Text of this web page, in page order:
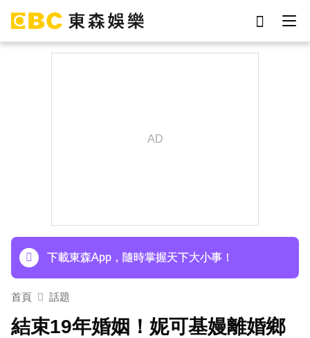
下載東森App，隨時掌握天下大小事！
首頁 話題
結束19年婚姻！妮可基嫚離婚鄉